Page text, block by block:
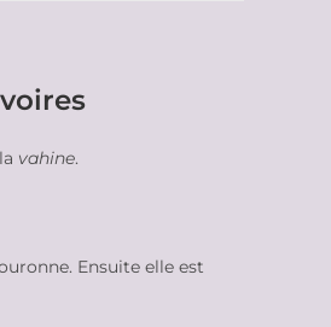
vahine.
Ensuite elle est